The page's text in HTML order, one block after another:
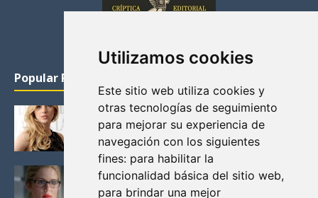
Utilizamos cookies
Este sitio web utiliza cookies y
otras tecnologías de seguimiento
para mejorar su experiencia de
navegación con los siguientes
fines: para habilitar la
funcionalidad básica del sitio web,
para brindar una mejor
Popular Posts
KATHERYN WINNICK: LA ACTRIZ MAS GUAPA DE
VIKINGOS
Junio 14, 2013
FELICITY (EMILY BETT RICKARDS), LAS FOTOS
MAS BONITAS DE LA ALIADA DE ARROW